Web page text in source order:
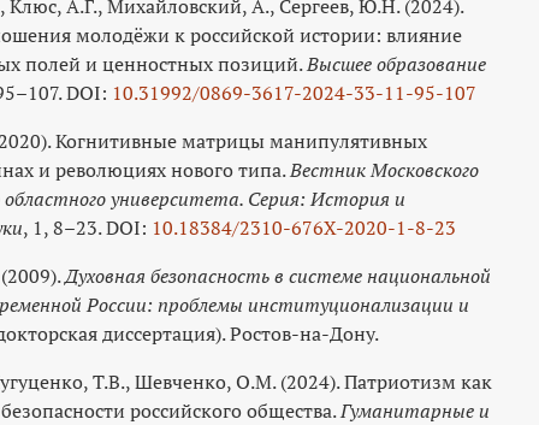
А.Г., Михайловский, А., Сергеев, Ю.Н. (2024).
молодёжи к российской истории: влияние
полей и ценностных позиций.Высшее образование
DOI: 10.31992/0869-3617-2024-33-11-95-107
Когнитивные матрицы манипулятивных
и революциях нового типа.Вестник Московского
областного университета. Серия: История и
, 1, 8–23. DOI: 10.18384/2310-676X‑2020-1-8-23
Духовная безопасность в системе национальной
России: проблемы институционализации и
диссертация). Ростов-на-Дону.
Т.В., Шевченко, О.М. (2024). Патриотизм как
российского общества.Гуманитарные и